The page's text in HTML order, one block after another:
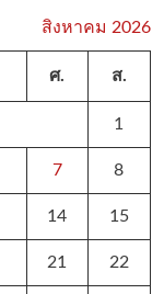
สิงหาคม 2026
ศ. ส.
1
7 8
14 15
21 22